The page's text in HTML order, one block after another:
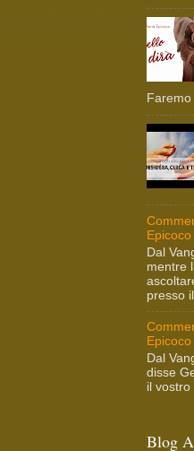
Dal
mentre
presso il
Dal
disse
il vostro
Blog